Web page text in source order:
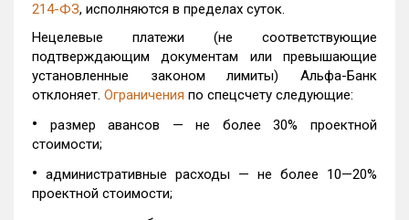
214-ФЗ, исполняются в пределах суток.
Нецелевые платежи (не соответствующие
подтверждающим документам или превышающие
установленные законом лимиты) Альфа-Банк
отклоняет. Ограничения по спецсчету следующие:
• размер авансов — не более 30% проектной
стоимости;
• административные расходы — не более 10—20%
проектной стоимости;